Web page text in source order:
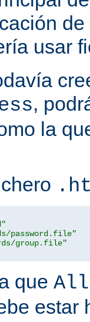
usar
,
la
password.file"
group.file"
que
estar